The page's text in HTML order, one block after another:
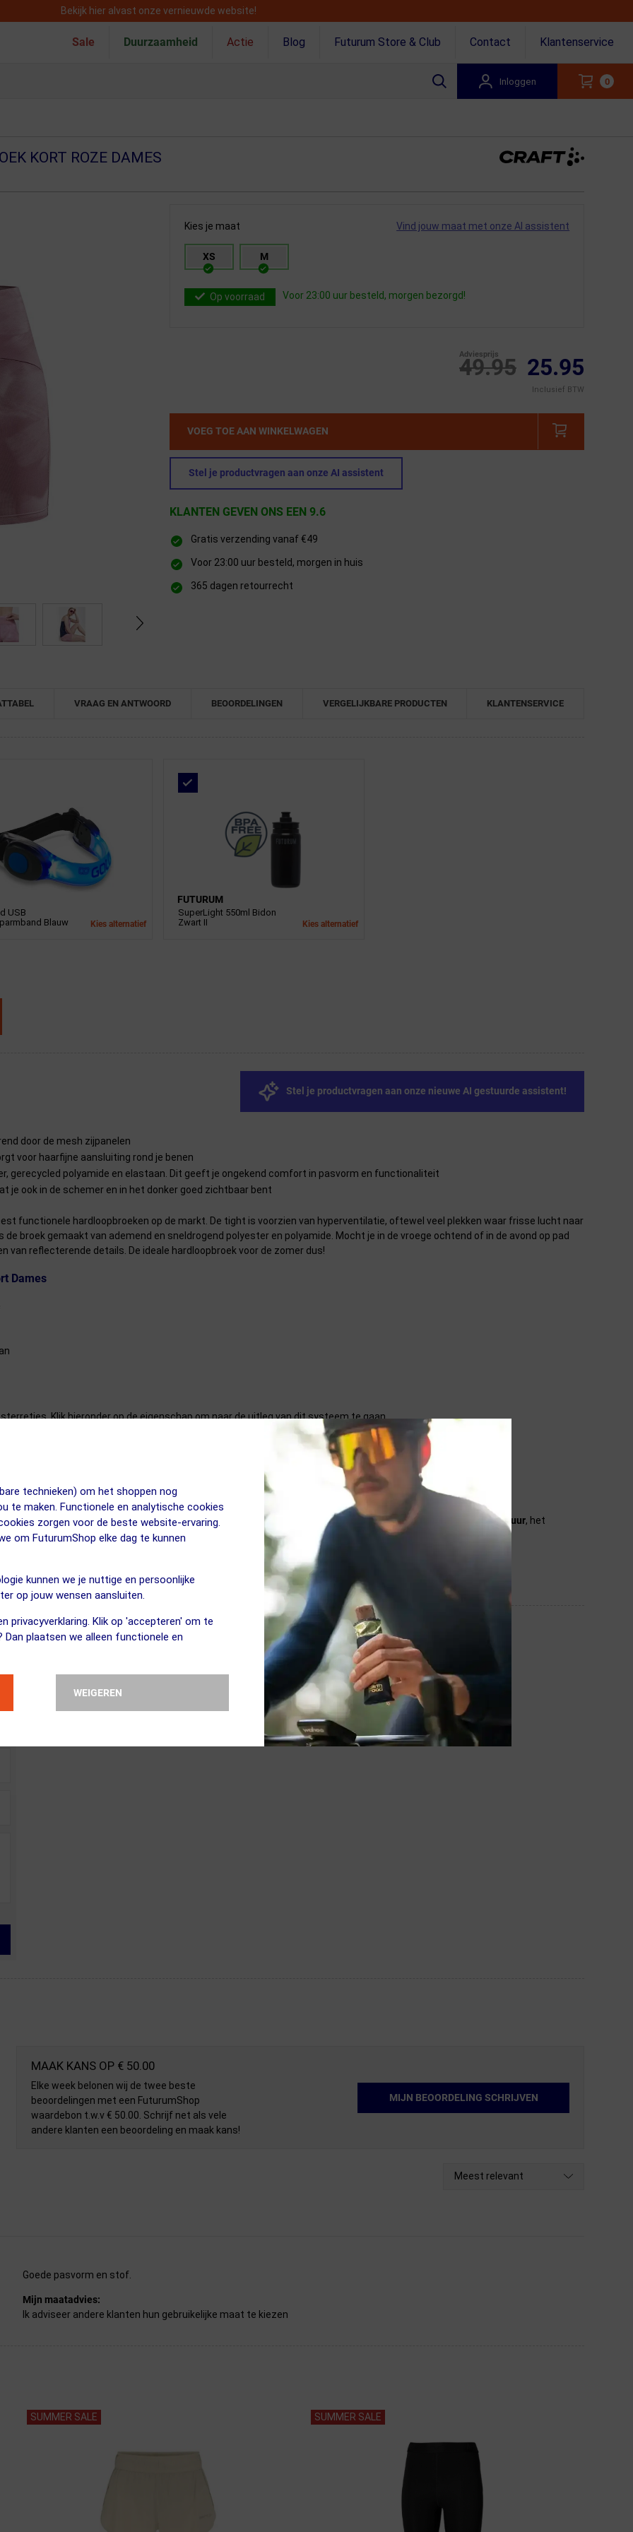
technieken) om het shoppen nog
te maken. Functionele en analytische cookies
zorgen voor de beste website-ervaring.
om FuturumShop elke dag te kunnen
kunnen we je nuttige en persoonlijke
op jouw wensen aansluiten.
privacyverklaring. Klik op 'accepteren' om te
Dan plaatsen we alleen functionele en
WEIGEREN
Bekijk hier alvast onze vernieuwde website!
Sale Duurzaamheid Actie Blog Futurum Store & Club Contact Klantenservice
Inloggen 0
KORT ROZE DAMES
Kies je maat Vind jouw maat met onze AI assistent
XS M
Op voorraad Voor 23:00 uur besteld, morgen bezorgd!
49.95
Adviesprijs 25.95
Inclusief BTW
VOEG TOE AAN WINKELWAGEN
Stel je productvragen aan onze AI assistent
KLANTEN GEVEN ONS EEN 9.6
Gratis verzending vanaf €49
Voor 23:00 uur besteld, morgen in huis
365 dagen retourrecht
VRAAG EN ANTWOORD BEOORDELINGEN VERGELIJKBARE PRODUCTEN KLANTENSERVICE
USB
Blauw
Kies alternatief
FUTURUM
SuperLight 550ml Bidon
Zwart II
Kies alternatief
Stel je productvragen aan onze nieuwe AI gestuurde assistent!
door de mesh zijpanelen
voor haarfijne aansluiting rond je benen
gerecycled polyamide en elastaan. Dit geeft je ongekend comfort in pasvorm en functionaliteit
ook in de schemer en in het donker goed zichtbaar bent
functionele hardloopbroeken op de markt. De tight is voorzien van hyperventilatie, oftewel veel plekken waar frisse lucht naar
de broek gemaakt van ademend en sneldrogend polyester en polyamide. Mocht je in de vroege ochtend of in de avond op pad
van reflecterende details. De ideale hardloopbroek voor de zomer dus!
Dames
Klik hieronder op de eigenschap om naar de uitleg van dit systeem te gaan.
vindt bij 15°C, zal voor de ander pas bij 10°C gedragen worden. Wij streven ernaar de aangegeven
temperatuur, het
te schatten samen met onze leveranciers, maar dit blijven slechts indicaties.
MAAK KANS OP € 50.00
Elke week belonen wij de twee beste
beoordelingen met een FuturumShop
waardebon t.w.v € 50.00. Schrijf net als vele
andere klanten een beoordeling en maak kans!
MIJN BEOORDELING SCHRIJVEN
Meest relevant
Goede pasvorm en stof.
Mijn maatadvies:
Ik adviseer andere klanten hun gebruikelijke maat te kiezen
SUMMER SALE SUMMER SALE